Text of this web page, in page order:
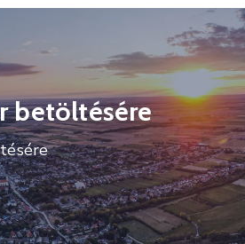
betöltésére